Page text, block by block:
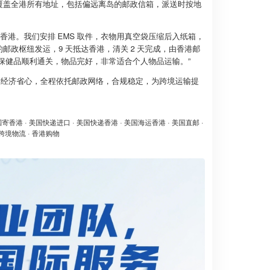
全港所有地址，包括偏远离岛的邮政信箱，派送时按地
。我们安排 EMS 取件，衣物用真空袋压缩后入纸箱，
政枢纽发运，9 天抵达香港，清关 2 天完成，由香港邮
品顺利通关，物品完好，非常适合个人物品运输。”
济省心，全程依托邮政网络，合规稳定，为跨境运输提
寄香港 · 美国快递进口 · 美国快递香港 · 美国海运香港 · 美国直邮 ·
境物流 · 香港购物